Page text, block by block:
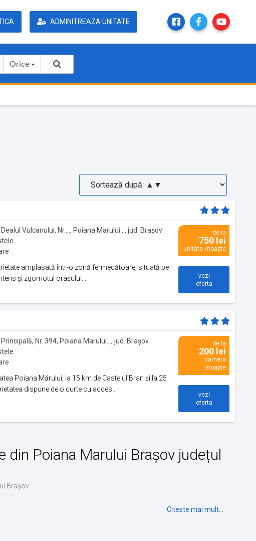
ADMINITREAZA UNITATE
Orice
Vulcanului, Nr...., Poiana Marului..., jud. Brașov
amplasată într-o zonă fermecătoare, situată pe
și zgomotul orașului....
de la
750 lei
unitate /noapte
vezi
oferta
Nr. 394, Poiana Marului..., jud. Brașov
Poiana Mărului, la 15 km de Castelul Bran și la 25
dispune de o curte cu acces...
de la
200 lei
camera
/noapte
vezi
oferta
Poiana Marului Brașov județul
Brașov
Citeste mai mult...